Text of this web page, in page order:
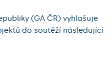
(GA ČR) vyhlašuje
do soutěží následující